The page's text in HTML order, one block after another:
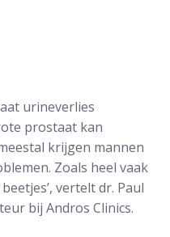
urineverlies
prostaat kan
krijgen mannen
Zoals heel vaak
vertelt dr. Paul
bij Andros Clinics.